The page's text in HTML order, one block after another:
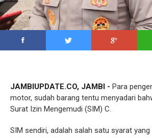
JAMBIUPDATE.CO, JAMBI - Para
motor, sudah barang tentu menyadari
Surat Izin Mengemudi (SIM) C.
SIM sendiri, adalah salah satu syarat